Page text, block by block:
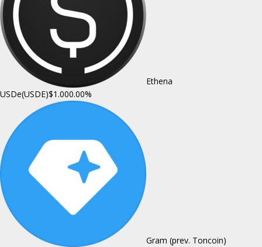
Ethena
USDe(USDE)$1.000.00%
Gram (prev. Toncoin)